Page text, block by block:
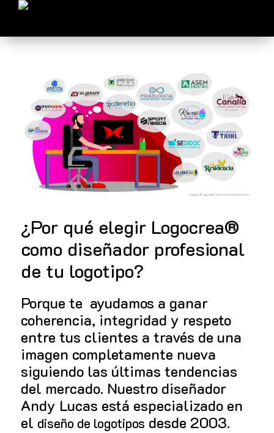
¿Por qué elegir Logocrea®
como diseñador profesional
de tu logotipo?
Porque te ayudamos a ganar
coherencia, integridad y respeto
entre tus clientes a través de una
imagen completamente nueva
siguiendo las últimas tendencias
del mercado. Nuestro diseñador
Andy Lucas está especializado en
el diseño de logotipos desde 2003.